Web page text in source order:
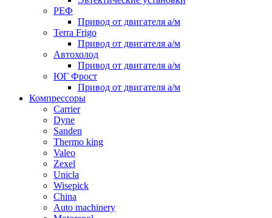
РЕФ
Привод от двигателя а/м
Terra Frigo
Привод от двигателя а/м
Автохолод
Привод от двигателя а/м
ЮГ Фрост
Привод от двигателя а/м
Компрессоры
Carrier
Dyne
Sanden
Thermo king
Valeo
Zexel
Unicla
Wisepick
China
Auto machinery